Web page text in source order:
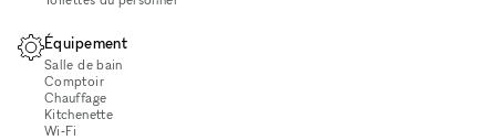
Équipement
Salle de bain
Comptoir
Chauffage
Kitchenette
Wi‑Fi